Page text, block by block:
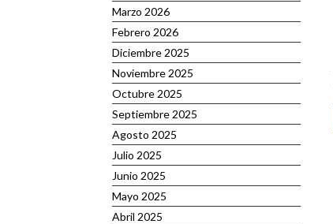
Marzo 2026
Febrero 2026
Diciembre 2025
Noviembre 2025
Octubre 2025
Septiembre 2025
Agosto 2025
Julio 2025
Junio 2025
Mayo 2025
Abril 2025